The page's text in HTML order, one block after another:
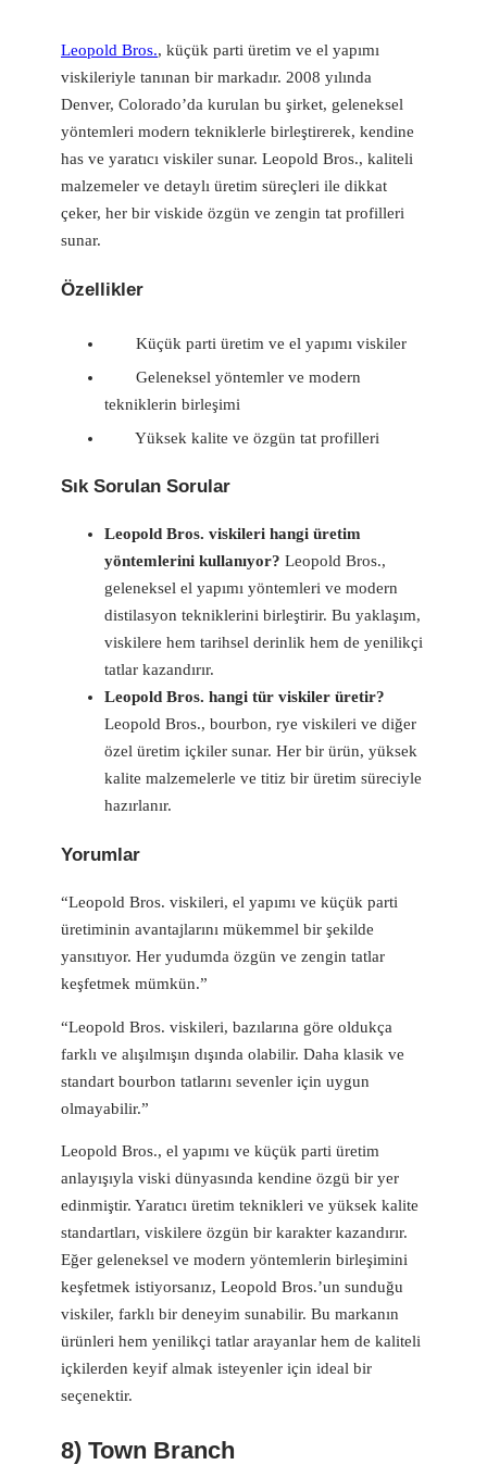
Leopold Bros., küçük parti üretim ve el yapımı
viskileriyle tanınan bir markadır. 2008 yılında
Denver, Colorado’da kurulan bu şirket, geleneksel
yöntemleri modern tekniklerle birleştirerek, kendine
has ve yaratıcı viskiler sunar. Leopold Bros., kaliteli
malzemeler ve detaylı üretim süreçleri ile dikkat
çeker, her bir viskide özgün ve zengin tat profilleri
sunar.
Özellikler
Küçük parti üretim ve el yapımı viskiler
Geleneksel yöntemler ve modern
tekniklerin birleşimi
Yüksek kalite ve özgün tat profilleri
Sık Sorulan Sorular
Leopold Bros. viskileri hangi üretim
yöntemlerini kullanıyor? Leopold Bros.,
geleneksel el yapımı yöntemleri ve modern
distilasyon tekniklerini birleştirir. Bu yaklaşım,
viskilere hem tarihsel derinlik hem de yenilikçi
tatlar kazandırır.
Leopold Bros. hangi tür viskiler üretir?
Leopold Bros., bourbon, rye viskileri ve diğer
özel üretim içkiler sunar. Her bir ürün, yüksek
kalite malzemelerle ve titiz bir üretim süreciyle
hazırlanır.
Yorumlar
“Leopold Bros. viskileri, el yapımı ve küçük parti
üretiminin avantajlarını mükemmel bir şekilde
yansıtıyor. Her yudumda özgün ve zengin tatlar
keşfetmek mümkün.”
“Leopold Bros. viskileri, bazılarına göre oldukça
farklı ve alışılmışın dışında olabilir. Daha klasik ve
standart bourbon tatlarını sevenler için uygun
olmayabilir.”
Leopold Bros., el yapımı ve küçük parti üretim
anlayışıyla viski dünyasında kendine özgü bir yer
edinmiştir. Yaratıcı üretim teknikleri ve yüksek kalite
standartları, viskilere özgün bir karakter kazandırır.
Eğer geleneksel ve modern yöntemlerin birleşimini
keşfetmek istiyorsanız, Leopold Bros.’un sunduğu
viskiler, farklı bir deneyim sunabilir. Bu markanın
ürünleri hem yenilikçi tatlar arayanlar hem de kaliteli
içkilerden keyif almak isteyenler için ideal bir
seçenektir.
8) Town Branch